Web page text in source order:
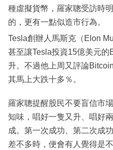
事
專
欄
訂
閱
區
種虛擬貨幣，羅家聰受訪時
的，更有一點似造市行為。
Tesla創辦人馬斯克（Elon
甚至讓Tesla投資15億美元
升。不過他上周又評論
其馬上大跌十多％。
羅家聰提醒股民不要盲信市
知味，唱好一隻又升、唱好
成。第一次成功、第二次成
差不多時，便會有人覺得是